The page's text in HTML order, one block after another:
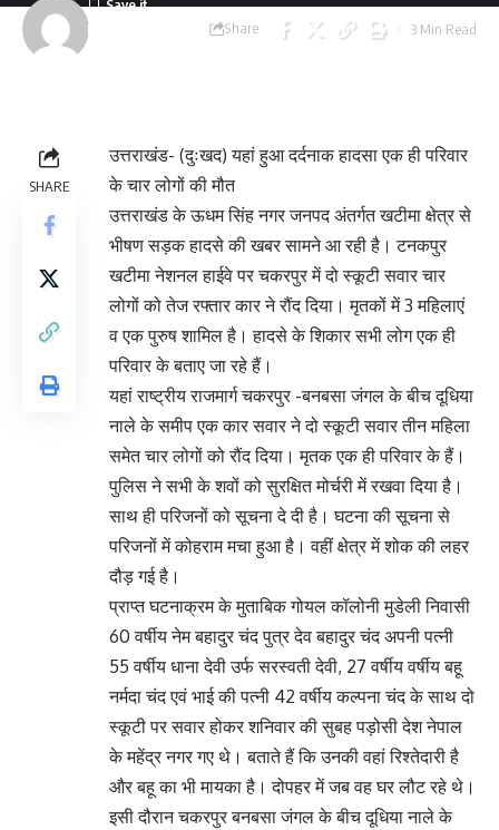
Last updated:
Share 3 Min Read
SHARE
उत्तराखंड- (दुःखद) यहां हुआ दर्दनाक हादसा एक ही परिवार
के चार लोगों की मौत
उत्तराखंड के ऊधम सिंह नगर जनपद अंतर्गत खटीमा क्षेत्र से
भीषण सड़क हादसे की खबर सामने आ रही है। टनकपुर
खटीमा नेशनल हाईवे पर चकरपुर में दो स्कूटी सवार चार
लोगों को तेज रफ्तार कार ने रौंद दिया। मृतकों में 3 महिलाएं
व एक पुरुष शामिल है। हादसे के शिकार सभी लोग एक ही
परिवार के बताए जा रहे हैं।
यहां राष्ट्रीय राजमार्ग चकरपुर -बनबसा जंगल के बीच दूधिया
नाले के समीप एक कार सवार ने दो स्कूटी सवार तीन महिला
समेत चार लोगों को रौंद दिया। मृतक एक ही परिवार के हैं।
पुलिस ने सभी के शवों को सुरक्षित मोर्चरी में रखवा दिया है।
साथ ही परिजनों को सूचना दे दी है। घटना की सूचना से
परिजनों में कोहराम मचा हुआ है। वहीं क्षेत्र में शोक की लहर
दौड़ गई है।
प्राप्त घटनाक्रम के मुताबिक गोयल कॉलोनी मुडेली निवासी
60 वर्षीय नेम बहादुर चंद पुत्र देव बहादुर चंद अपनी पत्नी
55 वर्षीय धाना देवी उर्फ सरस्वती देवी, 27 वर्षीय वर्षीय बहू
नर्मदा चंद एवं भाई की पत्नी 42 वर्षीय कल्पना चंद के साथ दो
स्कूटी पर सवार होकर शनिवार की सुबह पड़ोसी देश नेपाल
के महेंद्र नगर गए थे। बताते हैं कि उनकी वहां रिश्तेदारी है
और बहू का भी मायका है। दोपहर में जब वह घर लौट रहे थे।
इसी दौरान चकरपुर बनबसा जंगल के बीच दूधिया नाले के